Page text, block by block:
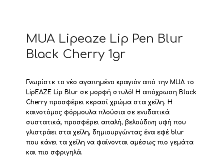
MUA Lipeaze Lip Pen Blur
Black Cherry 1gr
Γνωρίστε το νέο αγαπημένο κραγιόν από την MUA το
LipEAZE Lip Blur σε μορφή στυλό! Η απόχρωση Black
Cherry προσφέρει κερασί χρώμα στα χείλη. Η
καινοτόμος φόρμουλα πλούσια σε ενυδατικά
συστατικά, προσφέρει απαλή, βελούδινη υφή που
γλιστράει στα χείλη, δημιουργώντας ένα εφέ blur
που κάνει τα χείλη να φαίνονται αμέσως πιο γεμάτα
και πιο σφριγηλά.